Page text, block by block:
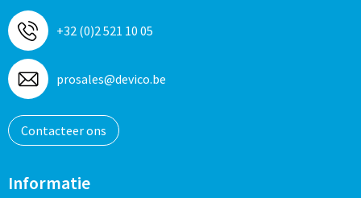
+32 (0)2 521 10 05
prosales@devico.be
Contacteer ons
Informatie